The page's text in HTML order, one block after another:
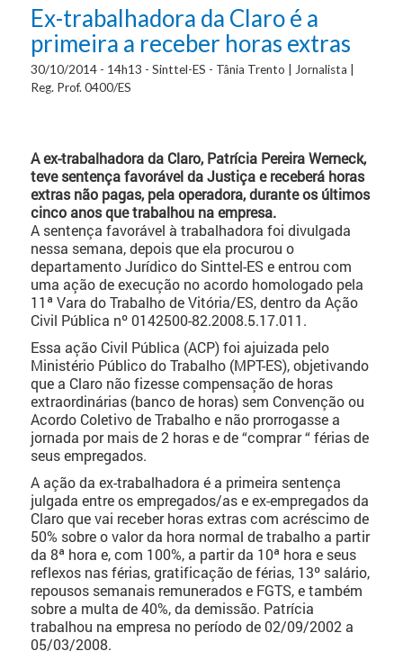
Ex-trabalhadora da Claro é a
primeira a receber horas extras
30/10/2014 - 14h13 - Sinttel-ES - Tânia Trento | Jornalista |
Reg. Prof. 0400/ES
A ex-trabalhadora da Claro, Patrícia Pereira Werneck,
teve sentença favorável da Justiça e receberá horas
extras não pagas, pela operadora, durante os últimos
cinco anos que trabalhou na empresa.
A sentença favorável à trabalhadora foi divulgada
nessa semana, depois que ela procurou o
departamento Jurídico do Sinttel-ES e entrou com
uma ação de execução no acordo homologado pela
11ª Vara do Trabalho de Vitória/ES, dentro da Ação
Civil Pública nº 0142500-82.2008.5.17.011.
Essa ação Civil Pública (ACP) foi ajuizada pelo
Ministério Público do Trabalho (MPT-ES), objetivando
que a Claro não fizesse compensação de horas
extraordinárias (banco de horas) sem Convenção ou
Acordo Coletivo de Trabalho e não prorrogasse a
jornada por mais de 2 horas e de “comprar “ férias de
seus empregados.
A ação da ex-trabalhadora é a primeira sentença
julgada entre os empregados/as e ex-empregados da
Claro que vai receber horas extras com acréscimo de
50% sobre o valor da hora normal de trabalho a partir
da 8ª hora e, com 100%, a partir da 10ª hora e seus
reflexos nas férias, gratificação de férias, 13º salário,
repousos semanais remunerados e FGTS, e também
sobre a multa de 40%, da demissão. Patrícia
trabalhou na empresa no período de 02/09/2002 a
05/03/2008.